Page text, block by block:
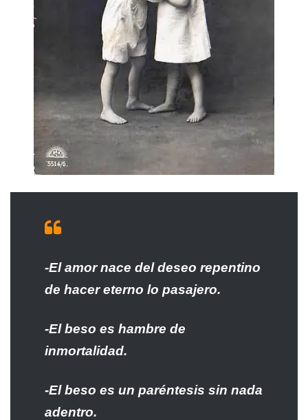
-El amor nace del deseo repentino
de hacer eterno lo pasajero.
-El beso es hambre de
inmortalidad.
-El beso es un paréntesis sin nada
adentro.